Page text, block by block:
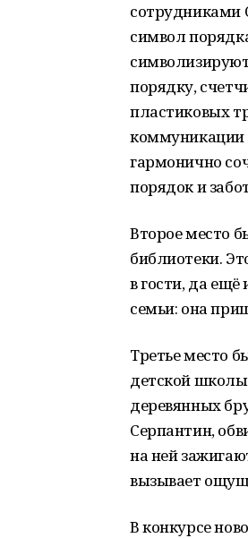
сотрудниками
символ
порядку,
пластиковых
коммуникации
гармонично
порядок и
Второе место
библиотеки.
в гости, да ещё
семьи: она
Третье место
детской
деревянных
Серпантин,
на ней
вызывает
В конкурсе